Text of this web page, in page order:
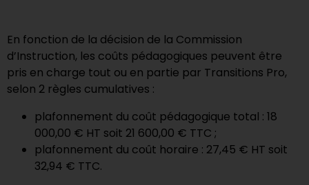
En fonction de la décision de la Commission
d’Instruction, les coûts pédagogiques peuvent être
pris en charge tout ou en partie par Transitions Pro,
selon 2 règles cumulatives :
plafonnement du coût pédagogique total : 18
000,00 € HT soit 21 600,00 € TTC ;
plafonnement du coût horaire : 27,45 € HT soit
32,94 € TTC.